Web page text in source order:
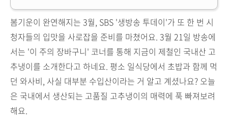
봄기운이 완연해지는 3월, SBS '생방송 투데이'가 또 한 번 시
청자들의 입맛을 사로잡을 준비를 마쳤어요. 3월 21일 방송에
서는 '이 주의 장바구니' 코너를 통해 지금이 제철인 국내산 고
추냉이를 소개한다고 하네요. 평소 일식당에서 초밥과 함께 먹
던 와사비, 사실 대부분 수입산이라는 거 알고 계셨나요? 오늘
은 국내에서 생산되는 고품질 고추냉이의 매력에 푹 빠져보려
해요.